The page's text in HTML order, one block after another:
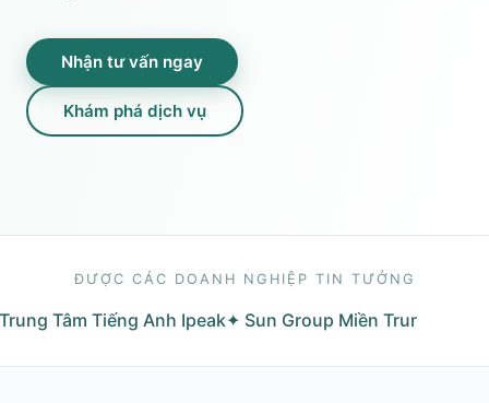
Nhận tư vấn ngay
Khám phá dịch vụ
ĐƯỢC CÁC DOANH NGHIỆP TIN TƯỞNG
Tâm Tiếng Anh Ipeak✦ Sun Group Miền Trung